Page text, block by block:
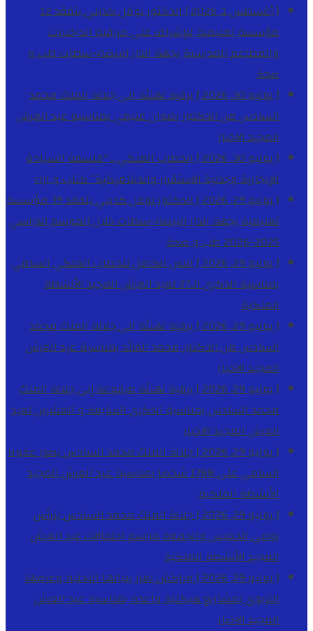
[ أغسطس 1, 2026 ]
الدكتور نوفل كديلي يتفقد 12
مؤسسة تعليمية للإشراف على مراقبة الداخليات
والمطاعم المدرسية بجهة الدار البيضاء-سطاتطب و
صحة
[ يوليو 30, 2026 ]
برقية تهنئة الى جلالة الملك محمد
السادس من الدكتور رضوان غنيمي بمناسبة عيد العرش
المجيدالاخبار
[ يوليو 30, 2026 ]
الخطاب الملكي .. “فلسفة السيادة
الإيجابية وجدلية الاستقرار والديناميكية”كتاب و اراء
[ يوليو 29, 2026 ]
الدكتور نوفل كديلي يتفقد 39 مؤسسة
تعليمية بجهة الدار البيضاء-سطات خلال الموسم الدراسي
2025-2026
طب و صحة
[ يوليو 29, 2026 ]
النص الكامل للخطاب الملكي السامي
بمناسبة الذكرى الـ27 لعيد العرش المجيد
الأنشطة
الملكية
[ يوليو 29, 2026 ]
برقية تهنئة الى جلالة الملك محمد
السادس من الدكتور محمد الفائد بمناسبة عيد العرش
المجيدالاخبار
[ يوليو 29, 2026 ]
برقية تهنئة مرفوعة إلى جلالة الملك
محمد السادس بمناسبة الذكرى السابعة و العشرين لعيد
العرش المجيدالاخبار
[ يوليو 29, 2026 ]
جلالة الملك محمد السادس يصدر عفوه
السامي على 1788 شخصا بمناسبة عيد العرش المجيد
الأنشطة الملكية
[ يوليو 29, 2026 ]
جلالة الملك محمد السادس يترأس
يومي الخميس والجمعة مراسم احتفالات عيد العرش
المجيدالأنشطة الملكية
[ يوليو 29, 2026 ]
مراكش تعزز بنياتها التحتية وعرضها
التربوي بمشاريع هيكلية واعدة بمناسبة عيد العرش
المجيدالاخبار